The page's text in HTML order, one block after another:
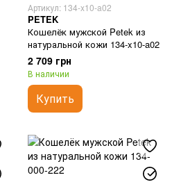
Артикул: 134-x10-a02
PETEK
Кошелёк мужской Petek из
натуральной кожи 134-x10-a02
2 709 грн
В наличии
Купить